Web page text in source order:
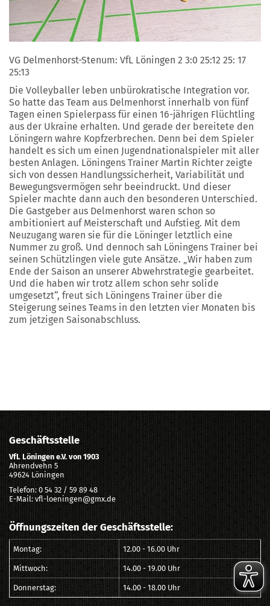
VG Delmenhorst-Stenum: VfL Löningen 2 3:0 25:12 25: 17
25:13
Die Volleyballer leben unbürokratische Integration vor.
So hatte das Team aus Delmenhorst innerhalb von fünf
Tagen einen Spielerpass für einen 16-jährigen Flüchtling
aus der Ukraine erhalten. Und gerade der bereitete den
Löningern wahre Kopfzerbrechen. Denn bei dem Spieler
handelt es sich um einen Jugendnationalspieler mit aller
besten Anlagen. Löningens Trainer Martin Richter zeigte
sich von dessen Handlungssicherheit, Variabilität und
Bewegungsvermögen sehr beeindruckt. Und dieser
Spieler machte dann auch den besonderen Unterschied.
Die Gastgeber aus Delmenhorst waren schon so
ambitioniert auf Meisterschaft und Aufstieg. Mit dem
Neuzugang waren sie für die Löninger letztlich eine
Nummer zu groß. Und dennoch sah Löningens Trainer bei
seinen Schützlingen viele gute Ansätze. „Wir haben zum
Ende der Saison an unserer Abwehrstrategie gearbeitet.
Und die haben wir trotz allem schon sehr solide
umgesetzt“, freut sich Löningens Trainer über die
Steigerung seines Teams in den letzten vier Monaten bis
zum jetzigen Saisonabschluss.
Geschäftsstelle
VfL Löningen e.V. von 1903
Ahrendvehn 5
49624 Löningen
Telefon: 0 54 32 / 59 89 48
E-Mail: vfl-loeningen@gmx.de
Öffnungszeiten der Geschäftsstelle:
Montag: 12.00 - 16.00 Uhr
Mittwoch: 14.00 - 19.00 Uhr
Donnerstag: 14.00 - 18.00 Uhr